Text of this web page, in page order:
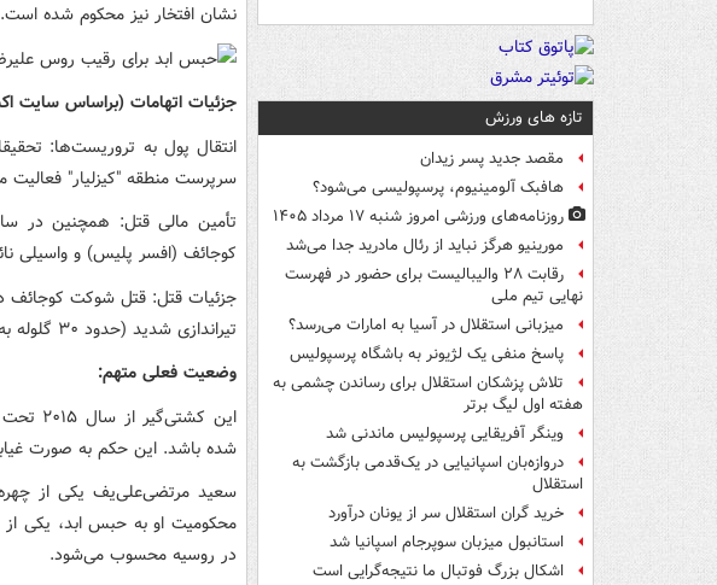
تازه های ورزش
مقصد جدید پسر زیدان
هافبک آلومینیوم، پرسپولیسی می‌شود؟
روزنامه‌های ورزشی امروز ‌شنبه ۱۷ مرداد ۱۴۰۵
مورینیو هرگز نباید از رئال مادرید جدا می‌شد
رقابت ۲۸ والیبالیست برای حضور در فهرست
نهایی تیم ملی
میزبانی استقلال در آسیا به امارات می‌رسد؟
پاسخ منفی یک لژیونر به باشگاه پرسپولیس
تلاش پزشکان استقلال برای رساندن چشمی به
هفته اول لیگ برتر
وینگر آفریقایی پرسپولیس ماندنی شد
دروازه‌بان اسپانیایی در یک‌قدمی بازگشت به
استقلال
خرید گران استقلال سر از یونان درآورد
استانبول میزبان سوپرجام اسپانیا شد
اشکال بزرگ فوتبال ما نتیجه‌گرایی است
نشان افتخار نیز محکوم شده است.
جزئیات اتهامات (براساس سایت
سرپرست منطقه "کیزلیار" فعالیت می‌کرد، ۲.۷ میلیون روبل به تروریست‌ها
کوجائف (افسر پلیس) و واسیلی
تیراندازی شدید (حدود ۳۰ گلوله به سمت او شلیک شد) زنده ماند.
وضعیت فعلی متهم:
این
شده باشد. این حکم به صورت
محکومیت او به حبس ابد، یکی
در روسیه محسوب می‌شود.